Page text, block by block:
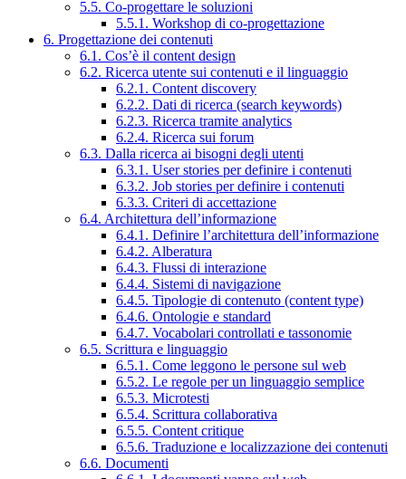
5.5. Co-progettare le soluzioni
5.5.1. Workshop di co-progettazione
6. Progettazione dei contenuti
6.1. Cos’è il content design
6.2. Ricerca utente sui contenuti e il linguaggio
6.2.1. Content discovery
6.2.2. Dati di ricerca (search keywords)
6.2.3. Ricerca tramite analytics
6.2.4. Ricerca sui forum
6.3. Dalla ricerca ai bisogni degli utenti
6.3.1. User stories per definire i contenuti
6.3.2. Job stories per definire i contenuti
6.3.3. Criteri di accettazione
6.4. Architettura dell’informazione
6.4.1. Definire l’architettura dell’informazione
6.4.2. Alberatura
6.4.3. Flussi di interazione
6.4.4. Sistemi di navigazione
6.4.5. Tipologie di contenuto (content type)
6.4.6. Ontologie e standard
6.4.7. Vocabolari controllati e tassonomie
6.5. Scrittura e linguaggio
6.5.1. Come leggono le persone sul web
6.5.2. Le regole per un linguaggio semplice
6.5.3. Microtesti
6.5.4. Scrittura collaborativa
6.5.5. Content critique
6.5.6. Traduzione e localizzazione dei contenuti
6.6. Documenti